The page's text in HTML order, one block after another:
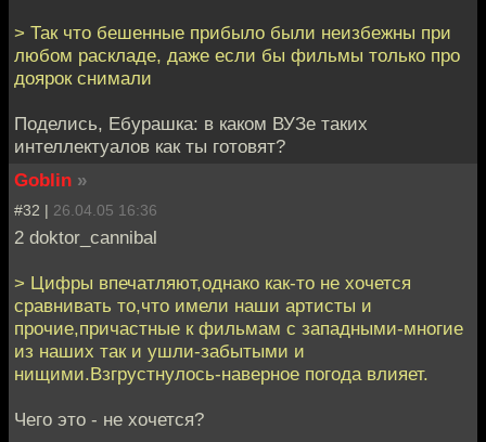
> Так что бешенные прибыло были неизбежны при
любом раскладе, даже если бы фильмы только про
доярок снимали
Поделись, Ебурашка: в каком ВУЗе таких
интеллектуалов как ты готовят?
Goblin »
#32 | 26.04.05 16:36
2 doktor_cannibal
> Цифры впечатляют,однако как-то не хочется
сравнивать то,что имели наши артисты и
прочие,причастные к фильмам с западными-многие
из наших так и ушли-забытыми и
нищими.Взгрустнулось-наверное погода влияет.
Чего это - не хочется?